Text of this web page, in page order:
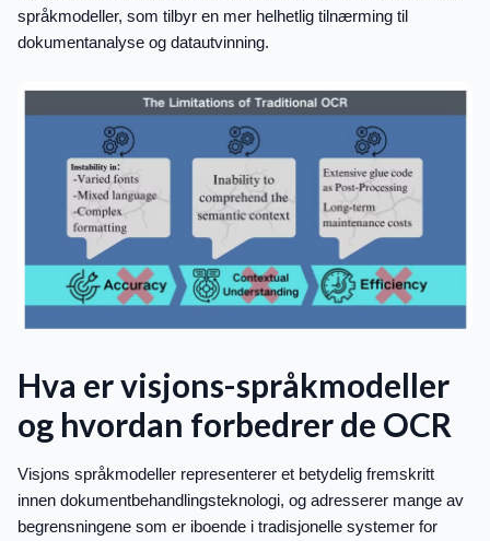
språkmodeller, som tilbyr en mer helhetlig tilnærming til
dokumentanalyse og datautvinning.
Hva er visjons-språkmodeller
og hvordan forbedrer de OCR
Visjons språkmodeller representerer et betydelig fremskritt
innen dokumentbehandlingsteknologi, og adresserer mange av
begrensningene som er iboende i tradisjonelle systemer for